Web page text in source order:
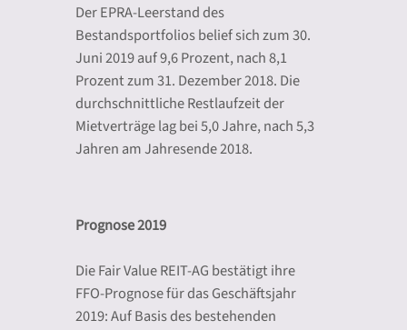
Der EPRA-Leerstand des
Bestandsportfolios belief sich zum 30.
Juni 2019 auf 9,6 Prozent, nach 8,1
Prozent zum 31. Dezember 2018. Die
durchschnittliche Restlaufzeit der
Mietverträge lag bei 5,0 Jahre, nach 5,3
Jahren am Jahresende 2018.
Prognose 2019
Die Fair Value REIT-AG bestätigt ihre
FFO-Prognose für das Geschäftsjahr
2019: Auf Basis des bestehenden